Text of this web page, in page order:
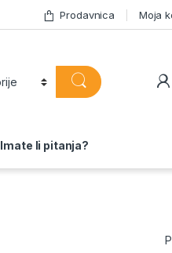
Prodavnica Moja
Imate li pitanja?